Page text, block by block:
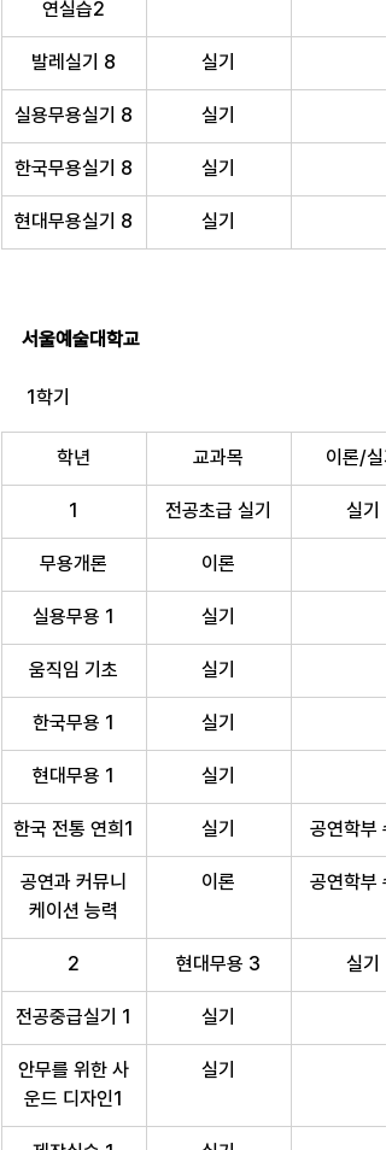
연실습2
발레실기 8 실기
실용무용실기 8 실기
한국무용실기 8 실기
현대무용실기 8 실기
서울예술대학교
1학기
학년 교과목 이론/실
1 전공초급 실기 실기
무용개론 이론
실용무용 1 실기
움직임 기초 실기
한국무용 1 실기
현대무용 1 실기
한국 전통 연희1 실기 공연학부
공연과 커뮤니
케이션 능력
이론 공연학부
2 현대무용 3 실기
전공중급실기 1 실기
안무를 위한 사
운드 디자인1
실기